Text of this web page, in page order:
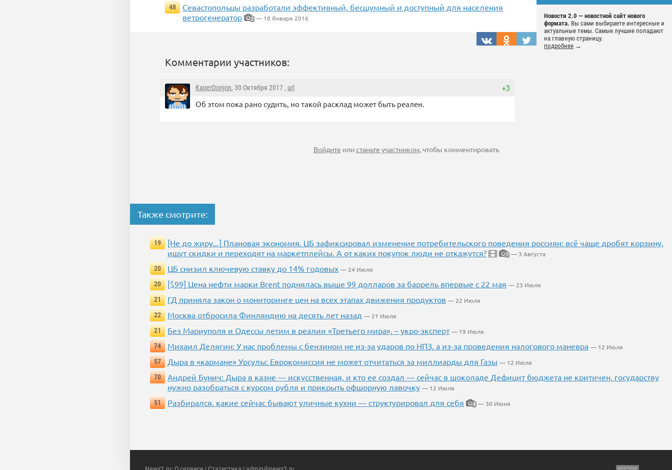
Новости 2.0 — новостной сайт нового
формата. Вы сами выбираете интересные и
актуальные темы. Самые лучшие попадают
на главную страницу.
подробнее →
48
Севастопольцы разработали эффективный, бесшумный и доступный для населения
ветрогенератор
2 — 18 Января 2016
Комментарии участников:
+3
KaperDonjon, 30 Октября 2017 , url
Об этом пока рано судить, но такой расклад может быть реален.
Войдите илистаньте участником, чтобы комментировать
Также смотрите:
19
[Не до жиру...] Плановая экономия. ЦБ зафиксировал изменение потребительского поведения россиян: всё чаще дробят корзину,
ищут скидки и переходят на маркетплейсы. А от каких покупок люди не откажутся?
7 — 3 Августа
20
ЦБ снизил ключевую ставку до 14% годовых — 24 Июля
20
[$99] Цена нефти марки Brent поднялась выше 99 долларов за баррель впервые с 22 мая — 23 Июля
21
ГД приняла закон о мониторинге цен на всех этапах движения продуктов — 22 Июля
22
Москва отбросила Финляндию на десять лет назад — 21 Июля
21
Без Мариуполя и Одессы летим в реалии «Третьего мира», – укро-эксперт — 19 Июля
74
Михаил Делягин: У нас проблемы с бензином не из-за ударов по НПЗ, а из-за проведения налогового маневра — 12 Июля
57
Дыра в «кармане» Урсулы: Еврокомиссия не может отчитаться за миллиарды для Газы — 12 Июля
70
Андрей Бунич: Дыра в казне — искусственная, и кто ее создал — сейчас в шоколаде Дефицит бюджета не критичен, государству
нужно разобраться с курсом рубля и прикрыть офшорную лавочку — 12 Июля
51
Разбирался, какие сейчас бывают уличные кухни — структурировал для себя 4 — 30 Июня